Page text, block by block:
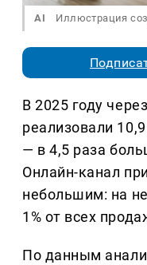
AI Иллюстрация
В 2025 году
реализовали
— в 4,5 раза
Онлайн-канал
небольшим: на
1% от всех
По данным